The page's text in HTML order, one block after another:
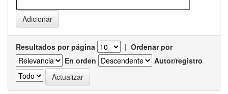
Resultados por página | Ordenar por
En orden
Autor/registro